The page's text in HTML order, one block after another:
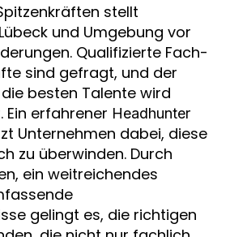
stellt
und Umgebung vor
Qualifizierte Fach-
sind gefragt, und der
besten Talente wird
Ein erfahrener Headhunter
Unternehmen dabei, diese
zu überwinden. Durch
ein weitreichendes
gelingt es, die richtigen